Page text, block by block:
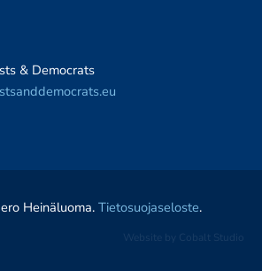
& Democrats
Heinäluoma. Tietosuojaseloste.
Website by Cobalt Studio